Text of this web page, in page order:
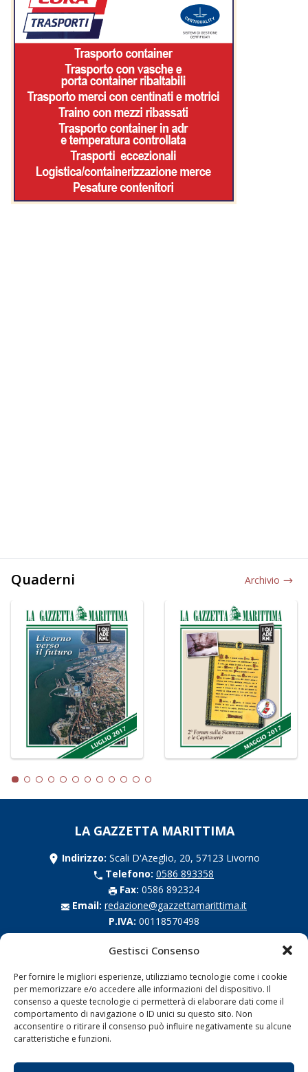
Gestisci Consenso
Per fornire le migliori esperienze, utilizziamo tecnologie come i cookie
per memorizzare e/o accedere alle informazioni del dispositivo. Il
consenso a queste tecnologie ci permetterà di elaborare dati come il
comportamento di navigazione o ID unici su questo sito. Non
acconsentire o ritirare il consenso può influire negativamente su alcune
caratteristiche e funzioni.
Quaderni Archivio
LA GAZZETTA MARITTIMA
Indirizzo: Scali D'Azeglio, 20, 57123 Livorno
Telefono: 0586 893358
Fax: 0586 892324
Email: redazione@gazzettamarittima.it
P.IVA: 00118570498
Società Editoriale Marittima a r.l. (Editore) - Autorizzazione
del Tribunale di Livorno n. 217 del 10 giugno 1968 - N°
della Società Editoriale Marittima a r.l.: N° 1301 Iscrizione
della testata elettronica La Gazzetta Marittima al Tribunale
di Livorno del 15/09/2010.
LINK
Shipping